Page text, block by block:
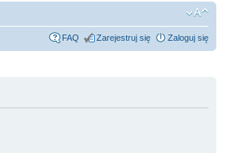
FAQ Zarejestruj się Zaloguj się